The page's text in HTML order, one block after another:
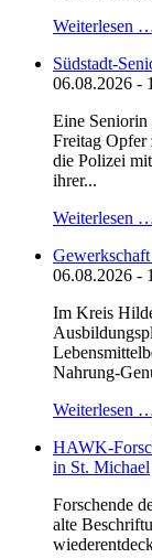
Weiterlesen
Südstadt-
06.08.2026 -
Eine Seniorin
Freitag Opfer
die Polizei
ihrer...
Weiterlesen
06.08.2026 -
Im Kreis
Nahrung-
Weiterlesen
HAWK-
in St. Michael
Forschende
alte